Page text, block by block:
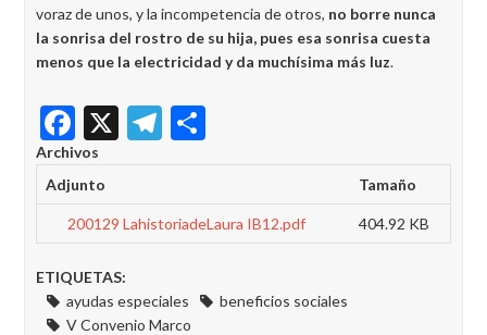
voraz de unos, y la incompetencia de otros, no borre nunca
la sonrisa del rostro de su hija, pues esa sonrisa cuesta
menos que la electricidad y da muchísima más luz.
Facebook
X Telegram
Archivos
Adjunto
Tamaño
200129 LahistoriadeLaura IB12.pdf 404.92 KB
ETIQUETAS:
ayudas especiales
beneficios sociales
V Convenio Marco